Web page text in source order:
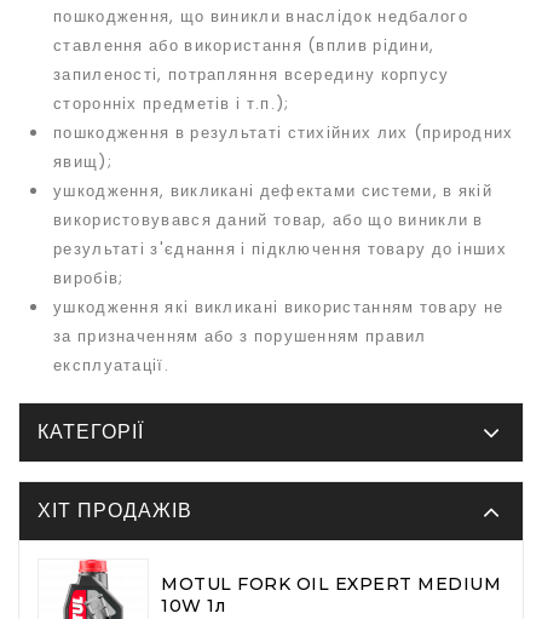
пошкодження, що виникли внаслідок недбалого
ставлення або використання (вплив рідини,
запиленості, потрапляння всередину корпусу
сторонніх предметів і т.п.);
пошкодження в результаті стихійних лих (природних
явищ);
ушкодження, викликані дефектами системи, в якій
використовувався даний товар, або що виникли в
результаті з'єднання і підключення товару до інших
виробів;
ушкодження які викликані використанням товару не
за призначенням або з порушенням правил
експлуатації.
КАТЕГОРІЇ
ХІТ ПРОДАЖІВ
MOTUL FORK OIL EXPERT MEDIUM
10W 1л